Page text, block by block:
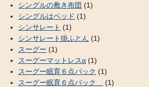
シングルの敷き布団 (1)
シングルはベッド (1)
シンサレート (1)
シンサレート掛ふとん (1)
スーグー (1)
スーグーマットレスα (1)
スーグー眠育６点パック (1)
スーグー眠育６点パック
(1)